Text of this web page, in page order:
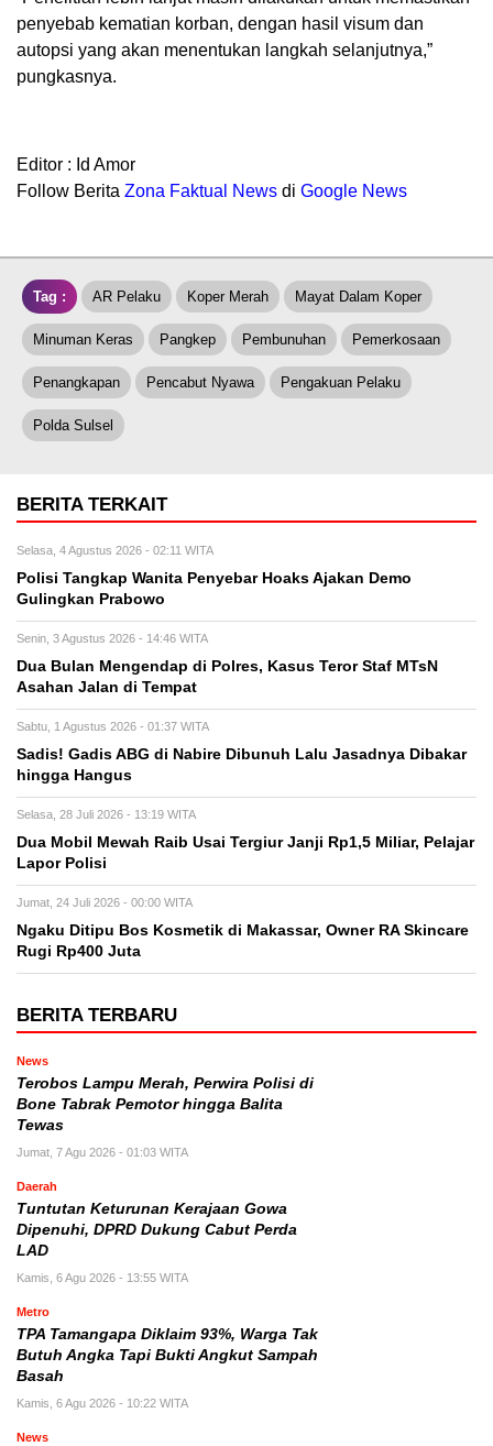
penyebab kematian korban, dengan hasil visum dan
autopsi yang akan menentukan langkah selanjutnya,”
pungkasnya.
Editor : Id Amor
Follow Berita Zona Faktual News di Google News
Tag : AR Pelaku Koper Merah Mayat Dalam Koper
Minuman Keras Pangkep Pembunuhan Pemerkosaan
Penangkapan Pencabut Nyawa Pengakuan Pelaku
Polda Sulsel
BERITA TERKAIT
Selasa, 4 Agustus 2026 - 02:11 WITA
Polisi Tangkap Wanita Penyebar Hoaks Ajakan Demo
Gulingkan Prabowo
Senin, 3 Agustus 2026 - 14:46 WITA
Dua Bulan Mengendap di Polres, Kasus Teror Staf MTsN
Asahan Jalan di Tempat
Sabtu, 1 Agustus 2026 - 01:37 WITA
Sadis! Gadis ABG di Nabire Dibunuh Lalu Jasadnya Dibakar
hingga Hangus
Selasa, 28 Juli 2026 - 13:19 WITA
Dua Mobil Mewah Raib Usai Tergiur Janji Rp1,5 Miliar, Pelajar
Lapor Polisi
Jumat, 24 Juli 2026 - 00:00 WITA
Ngaku Ditipu Bos Kosmetik di Makassar, Owner RA Skincare
Rugi Rp400 Juta
BERITA TERBARU
News
Terobos Lampu Merah, Perwira Polisi di
Bone Tabrak Pemotor hingga Balita
Tewas
Jumat, 7 Agu 2026 - 01:03 WITA
Daerah
Tuntutan Keturunan Kerajaan Gowa
Dipenuhi, DPRD Dukung Cabut Perda
LAD
Kamis, 6 Agu 2026 - 13:55 WITA
Metro
TPA Tamangapa Diklaim 93%, Warga Tak
Butuh Angka Tapi Bukti Angkut Sampah
Basah
Kamis, 6 Agu 2026 - 10:22 WITA
News